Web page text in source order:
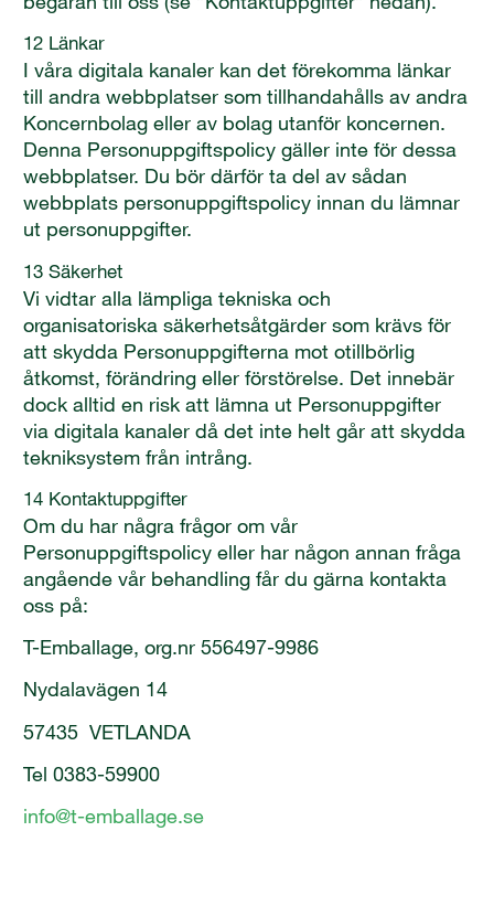
12 Länkar
I våra digitala kanaler kan det förekomma länkar
till andra webbplatser som tillhandahålls av andra
Koncernbolag eller av bolag utanför koncernen.
Denna Personuppgiftspolicy gäller inte för dessa
webbplatser. Du bör därför ta del av sådan
webbplats personuppgiftspolicy innan du lämnar
ut personuppgifter.
13 Säkerhet
Vi vidtar alla lämpliga tekniska och
organisatoriska säkerhetsåtgärder som krävs för
att skydda Personuppgifterna mot otillbörlig
åtkomst, förändring eller förstörelse. Det innebär
dock alltid en risk att lämna ut Personuppgifter
via digitala kanaler då det inte helt går att skydda
tekniksystem från intrång.
14 Kontaktuppgifter
Om du har några frågor om vår
Personuppgiftspolicy eller har någon annan fråga
angående vår behandling får du gärna kontakta
oss på:
T-Emballage, org.nr 556497-9986
Nydalavägen 14
57435 VETLANDA
Tel 0383-59900
info@t-emballage.se